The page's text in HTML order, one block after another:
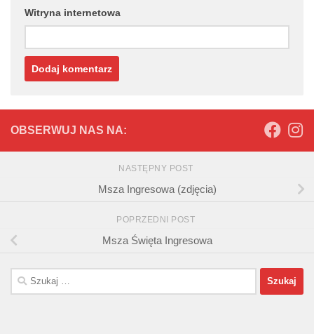
Witryna internetowa
OBSERWUJ NAS NA:
NASTĘPNY POST
Msza Ingresowa (zdjęcia)
POPRZEDNI POST
Msza Święta Ingresowa
Szukaj: